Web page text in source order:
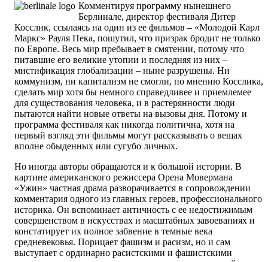
Комментируя программу нынешнего
Берлинале, директор фестиваля Дитер
Косслик, ссылаясь на один из ее фильмов – «Молодой Карл
Маркс» Рауля Пека, пошутил, что призрак бродит не только
по Европе. Весь мир пребывает в смятении, потому что
питавшие его великие утопии и последняя из них –
мистификация глобализации – ныне разрушены. Ни
коммунизм, ни капитализм не смогли, по мнению Косслика,
сделать мир хотя бы немного справедливее и приемлемее
для существования человека, и в растерянности люди
пытаются найти новые ответы на вызовы дня. Потому и
программа фестиваля как никогда политична, хотя на
первый взгляд эти фильмы могут рассказывать о вещах
вполне обыденных или сугубо личных.
Но иногда авторы обращаются и к большой истории. В
картине американского режиссера Орена Мовермана
«Ужин» частная драма разворачивается в сопровождении
комментария одного из главных героев, профессионального
историка. Он вспоминает античность с ее недостижимым
совершенством в искусствах и масштабных завоеваниях и
констатирует их полное забвение в темные века
средневековья. Порицает фашизм и расизм, но и сам
выступает с ординарно расистскими и фашистскими